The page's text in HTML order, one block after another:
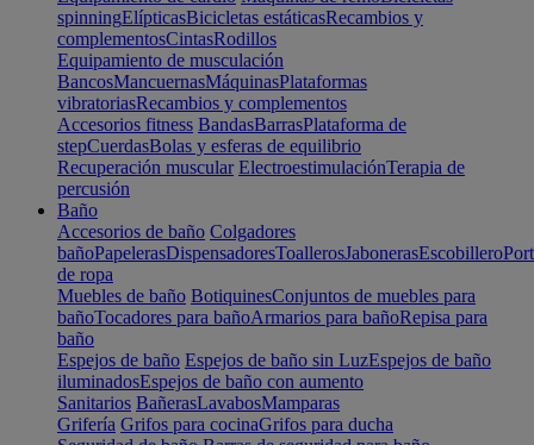
spinningElípticasBicicletas estáticasRecambios y
complementosCintasRodillos
Equipamiento de musculación
BancosMancuernasMáquinasPlataformas
vibratoriasRecambios y complementos
Accesorios fitness BandasBarrasPlataforma de
stepCuerdasBolas y esferas de equilibrio
Recuperación muscular ElectroestimulaciónTerapia de
percusión
Baño
Accesorios de baño Colgadores
bañoPapelerasDispensadoresToallerosJabonerasEscobillero
de ropa
Muebles de baño BotiquinesConjuntos de muebles para
bañoTocadores para bañoArmarios para bañoRepisa para
baño
Espejos de baño Espejos de baño sin LuzEspejos de baño
iluminadosEspejos de baño con aumento
Sanitarios BañerasLavabosMamparas
Grifería Grifos para cocinaGrifos para ducha